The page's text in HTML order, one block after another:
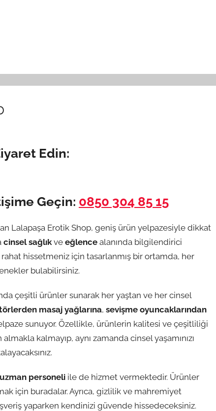
Edin:
Geçin: 0850 304 85 15
Lalapaşa Erotik Shop, geniş ürün yelpazesiyle dikkat
cinsel sağlık ve eğlence alanında bilgilendirici
hissetmeniz için tasarlanmış bir ortamda, her
bulabilirsiniz.
çeşitli ürünler sunarak her yaştan ve her cinsel
masaj yağlarına, sevişme oyuncaklarından
sunuyor. Özellikle, ürünlerin kalitesi ve çeşitliliği
kalmayıp, aynı zamanda cinsel yaşamınızı
uzman personeli ile de hizmet vermektedir. Ürünler
için buradalar. Ayrıca, gizlilik ve mahremiyet
yaparken kendinizi güvende hissedeceksiniz.